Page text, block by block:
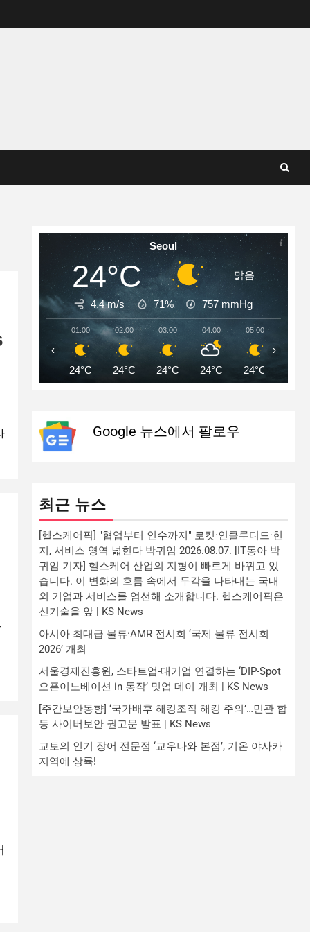
Seoul
24°C 맑음
4.4 m/s 71% 757 mmHg
01:00
24°C
02:00
24°C
03:00
24°C
04:00
24°C
05:00
24°C
‹ ›
Google 뉴스에서 팔로우
최근 뉴스
[헬스케어픽] "협업부터 인수까지" 로킷·인클루디드·힌
지, 서비스 영역 넓힌다 박귀임 2026.08.07. [IT동아 박
귀임 기자] 헬스케어 산업의 지형이 빠르게 바뀌고 있
습니다. 이 변화의 흐름 속에서 두각을 나타내는 국내
외 기업과 서비스를 엄선해 소개합니다. 헬스케어픽은
신기술을 앞 | KS News
아시아 최대급 물류·AMR 전시회 ‘국제 물류 전시회
2026’ 개최
서울경제진흥원, 스타트업-대기업 연결하는 ‘DIP-Spot
오픈이노베이션 in 동작’ 밋업 데이 개최 | KS News
[주간보안동향] ‘국가배후 해킹조직 해킹 주의’…민관 합
동 사이버보안 권고문 발표 | KS News
교토의 인기 장어 전문점 ‘교우나와 본점’, 기온 야사카
지역에 상륙!